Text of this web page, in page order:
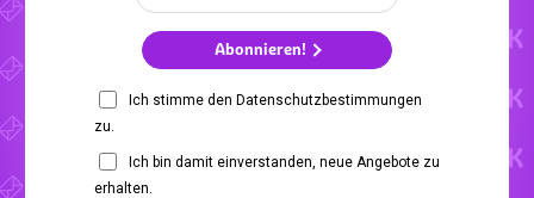
Abonnieren!
Ich stimme den Datenschutzbestimmungen
zu.
Ich bin damit einverstanden, neue Angebote zu
erhalten.